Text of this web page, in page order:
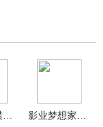
修仙家族模拟器官方正版